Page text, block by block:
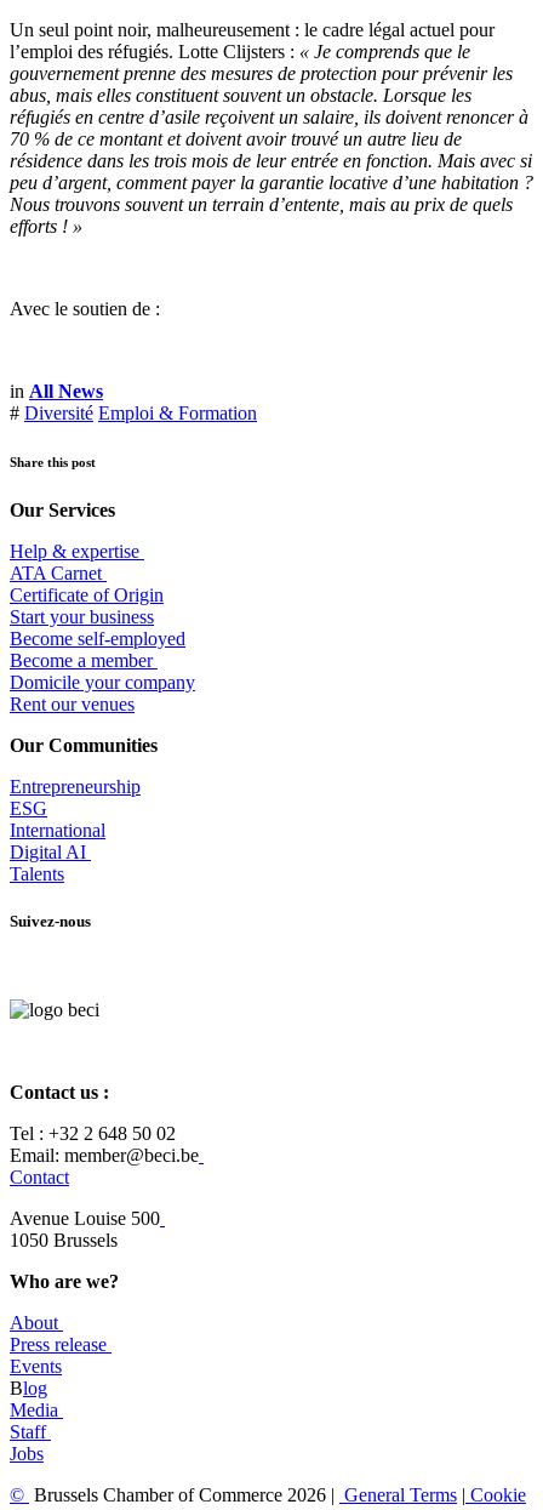
Un seul point noir, malheureusement : le cadre légal actuel pour
l’emploi des réfugiés. Lotte Clijsters : « Je comprends que le
gouvernement prenne des mesures de protection pour prévenir les
abus, mais elles constituent souvent un obstacle. Lorsque les
réfugiés en centre d’asile reçoivent un salaire, ils doivent renoncer à
70 % de ce montant et doivent avoir trouvé un autre lieu de
résidence dans les trois mois de leur entrée en fonction. Mais avec si
peu d’argent, comment payer la garantie locative d’une habitation ?
Nous trouvons souvent un terrain d’entente, mais au prix de quels
efforts ! »
Avec le soutien de :
in All News
# Diversité Emploi & Formation
Share this post
Our Services
Help & expertise
​ATA Carnet
Certificate of Origin
Start your business
Become self-employed
Become a member
​Domicile your company
Rent our venues
Our Communities
Entrepreneurship
ESG
International
Digital AI
Talents
Suivez-nous
Contact us :
Tel : +32 2 648 50 02​
​​Email: member@beci.be
Contact
Avenue Louise 500
​1050 Brussels
Who are we?
About
Press release
Events
Blog
​Media
Staff
Jobs
© Brussels Chamber of Commerce 2026 | General Terms | Cookie